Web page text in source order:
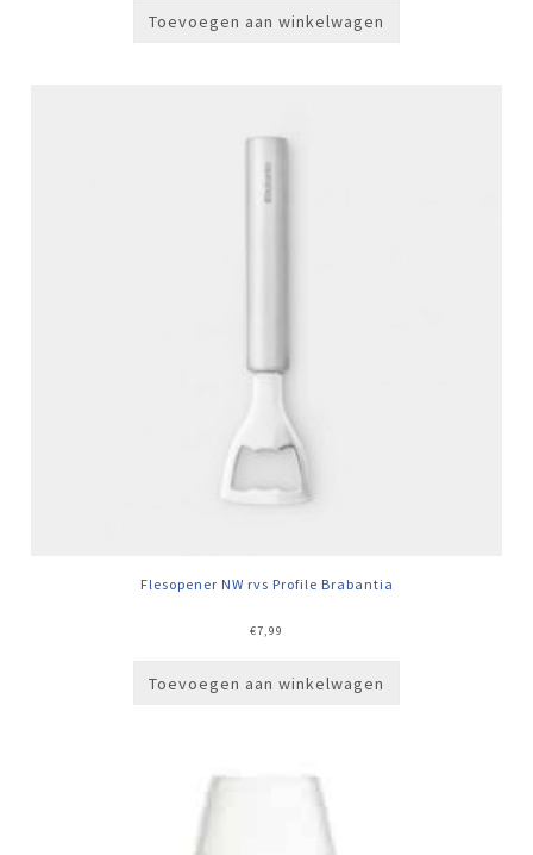
Toevoegen aan winkelwagen
Flesopener NW rvs Profile Brabantia
€7,99
Toevoegen aan winkelwagen